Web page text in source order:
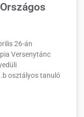
26-án
Versenytánc
osztályos tanuló